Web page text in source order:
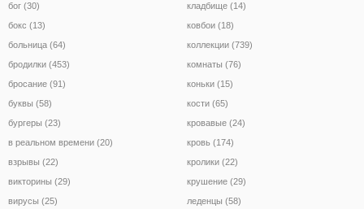
бог (30)
бокс (13)
больница (64)
бродилки (453)
бросание (91)
буквы (58)
бургеры (23)
в реальном времени (20)
взрывы (22)
викторины (29)
вирусы (25)
кладбище (14)
ковбои (18)
коллекции (739)
комнаты (76)
коньки (15)
кости (65)
кровавые (24)
кровь (174)
кролики (22)
крушение (29)
леденцы (58)